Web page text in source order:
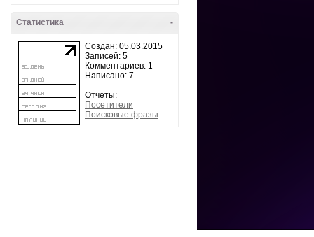
-
Статистика
Создан: 05.03.2015
Записей: 5
Комментариев: 1
Написано: 7
Отчеты:
Посетители
Поисковые фразы